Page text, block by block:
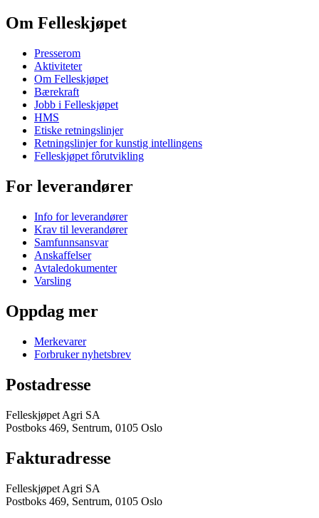
Om Felleskjøpet
Presserom
Aktiviteter
Om Felleskjøpet
Bærekraft
Jobb i Felleskjøpet
HMS
Etiske retningslinjer
Retningslinjer for kunstig intellingens
Felleskjøpet fôrutvikling
For leverandører
Info for leverandører
Krav til leverandører
Samfunnsansvar
Anskaffelser
Avtaledokumenter
Varsling
Oppdag mer
Merkevarer
Forbruker nyhetsbrev
Postadresse
Felleskjøpet Agri SA
Postboks 469, Sentrum, 0105 Oslo
Fakturadresse
Felleskjøpet Agri SA
Postboks 469, Sentrum, 0105 Oslo